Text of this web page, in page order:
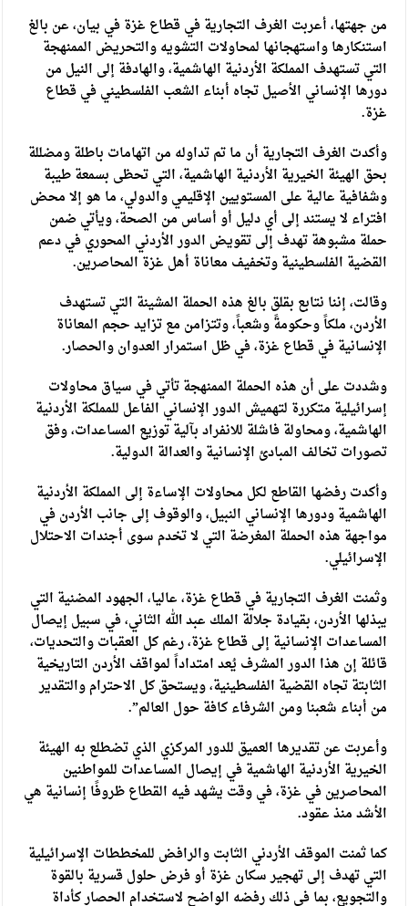
من جهتها، أعربت الغرف التجارية في قطاع غزة في بيان، عن بالغ
استنكارها واستهجانها لمحاولات التشويه والتحريض الممنهجة
التي تستهدف المملكة الأردنية الهاشمية، والهادفة إلى النيل من
دورها الإنساني الأصيل تجاه أبناء الشعب الفلسطيني في قطاع
غزة.
وأكدت الغرف التجارية أن ما تم تداوله من اتهامات باطلة ومضللة
بحق الهيئة الخيرية الأردنية الهاشمية، التي تحظى بسمعة طيبة
وشفافية عالية على المستويين الإقليمي والدولي، ما هو إلا محض
افتراء لا يستند إلى أي دليل أو أساس من الصحة، ويأتي ضمن
حملة مشبوهة تهدف إلى تقويض الدور الأردني المحوري في دعم
القضية الفلسطينية وتخفيف معاناة أهل غزة المحاصرين.
وقالت، إننا نتابع بقلق بالغ هذه الحملة المشينة التي تستهدف
الأردن، ملكاً وحكومةً وشعباً، وتتزامن مع تزايد حجم المعاناة
الإنسانية في قطاع غزة، في ظل استمرار العدوان والحصار.
وشددت على أن هذه الحملة الممنهجة تأتي في سياق محاولات
إسرائيلية متكررة لتهميش الدور الإنساني الفاعل للمملكة الأردنية
الهاشمية، ومحاولة فاشلة للانفراد بآلية توزيع المساعدات، وفق
تصورات تخالف المبادئ الإنسانية والعدالة الدولية.
وأكدت رفضها القاطع لكل محاولات الإساءة إلى المملكة الأردنية
الهاشمية ودورها الإنساني النبيل، والوقوف إلى جانب الأردن في
مواجهة هذه الحملة المغرضة التي لا تخدم سوى أجندات الاحتلال
الإسرائيلي.
وثمنت الغرف التجارية في قطاع غزة، عاليا، الجهود المضنية التي
يبذلها الأردن، بقيادة جلالة الملك عبد الله الثاني، في سبيل إيصال
المساعدات الإنسانية إلى قطاع غزة، رغم كل العقبات والتحديات،
قائلة إن هذا الدور المشرف يُعد امتداداً لمواقف الأردن التاريخية
الثابتة تجاه القضية الفلسطينية، ويستحق كل الاحترام والتقدير
من أبناء شعبنا ومن الشرفاء كافة حول العالم”.
وأعربت عن تقديرها العميق للدور المركزي الذي تضطلع به الهيئة
الخيرية الأردنية الهاشمية في إيصال المساعدات للمواطنين
المحاصرين في غزة، في وقت يشهد فيه القطاع ظروفًا إنسانية هي
الأشد منذ عقود.
كما ثمنت الموقف الأردني الثابت والرافض للمخططات الإسرائيلية
التي تهدف إلى تهجير سكان غزة أو فرض حلول قسرية بالقوة
والتجويع، بما في ذلك رفضه الواضح لاستخدام الحصار كأداة